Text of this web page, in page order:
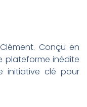
Conçu en
plateforme inédite
initiative clé pour